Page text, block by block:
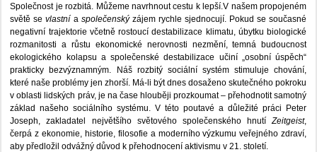
Společnost je rozbitá. Můžeme navrhnout cestu k lepší.V našem propojeném
světě sevlastní a společenskýzájem rychle sjednocují. Pokud se současné
negativní trajektorie včetně rostoucí destabilizace klimatu, úbytku biologické
rozmanitosti a růstu ekonomické nerovnosti nezmění, temná budoucnost
ekologického kolapsu a společenské destabilizace učiní „osobní úspěch“
prakticky bezvýznamným. Náš rozbitý sociální systém stimuluje chování,
které naše problémy jen zhorší. Má-li být dnes dosaženo skutečného pokroku
v oblasti lidských práv, je na čase hlouběji prozkoumat – přehodnotit samotný
základ našeho sociálního systému. V této poutavé a důležité práci Peter
Joseph, zakladatel největšího světového společenského hnutíZeitgeist,
čerpá z ekonomie, historie, filosofie a moderního výzkumu veřejného zdraví,
aby předložil odvážný důvod k přehodnocení aktivismu v 21. století.